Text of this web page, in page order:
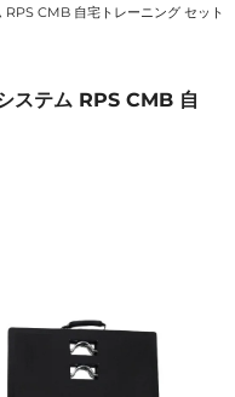
CMB 自宅トレーニング セット
ステム RPS CMB 自